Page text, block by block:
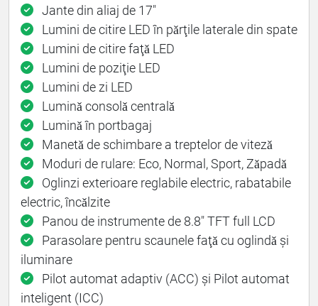
Jante din aliaj de 17"
Lumini de citire LED în pǎrţile laterale din spate
Lumini de citire faţǎ LED
Lumini de poziţie LED
Lumini de zi LED
Luminǎ consolǎ centralǎ
Luminǎ în portbagaj
Manetǎ de schimbare a treptelor de vitezǎ
Moduri de rulare: Eco, Normal, Sport, Zǎpadǎ
Oglinzi exterioare reglabile electric, rabatabile
electric, încǎlzite
Panou de instrumente de 8.8" TFT full LCD
Parasolare pentru scaunele faţǎ cu oglindǎ și
iluminare
Pilot automat adaptiv (ACC) și Pilot automat
inteligent (ICC)